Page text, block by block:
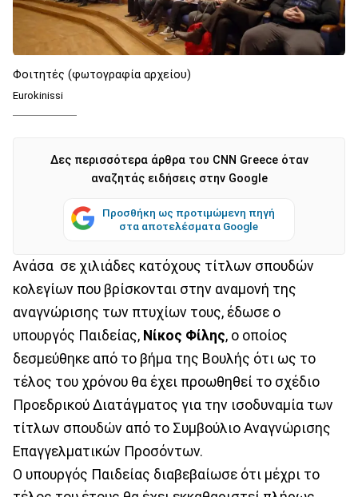
Φοιτητές (φωτογραφία αρχείου)
Eurokinissi
Δες περισσότερα άρθρα του CNN Greece όταν
αναζητάς ειδήσεις στην Google
Προσθήκη ως προτιμώμενη πηγή
στα αποτελέσματα Google
Ανάσα σε χιλιάδες κατόχους τίτλων σπουδών
κολεγίων που βρίσκονται στην αναμονή της
αναγνώρισης των πτυχίων τους, έδωσε ο
υπουργός Παιδείας, Νίκος Φίλης, ο οποίος
δεσμεύθηκε από το βήμα της Βουλής ότι ως το
τέλος του χρόνου θα έχει προωθηθεί το σχέδιο
Προεδρικού Διατάγματος για την ισοδυναμία των
τίτλων σπουδών από το Συμβούλιο Αναγνώρισης
Επαγγελματικών Προσόντων.
Ο υπουργός Παιδείας διαβεβαίωσε ότι μέχρι το